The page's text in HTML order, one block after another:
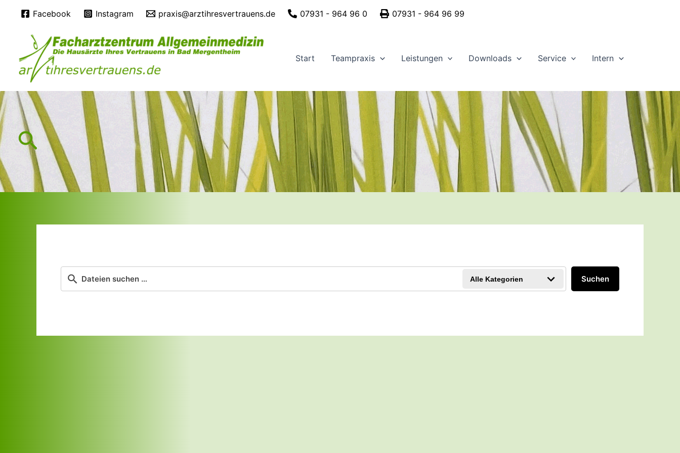
springen
Facebook Instagram praxis@arztihresvertrauens.de 07931 - 964 96 0 07931 - 964 96 99
Start Teampraxis Leistungen Downloads Service Intern
Suchen
Alle Kategorien Suchen